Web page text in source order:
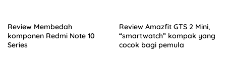
Review Membedah
komponen Redmi Note 10
Series
Review Amazfit GTS 2 Mini,
“smartwatch” kompak yang
cocok bagi pemula